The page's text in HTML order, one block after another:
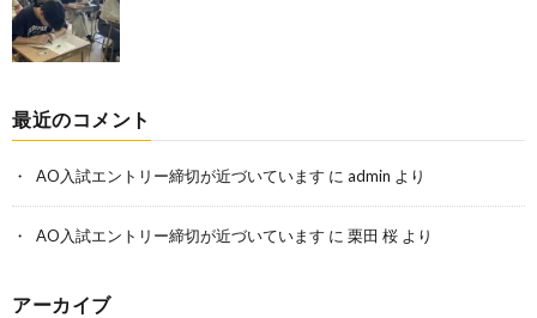
最近のコメント
AO入試エントリー締切が近づいています に admin より
AO入試エントリー締切が近づいています に 栗田 桜 より
アーカイブ